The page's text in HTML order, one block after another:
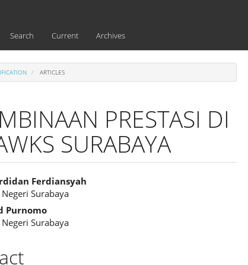
Search Current Archives
ARTICLES
PRESTASI DI
SURABAYA
Ferdiansyah
Surabaya
Purnomo
Surabaya